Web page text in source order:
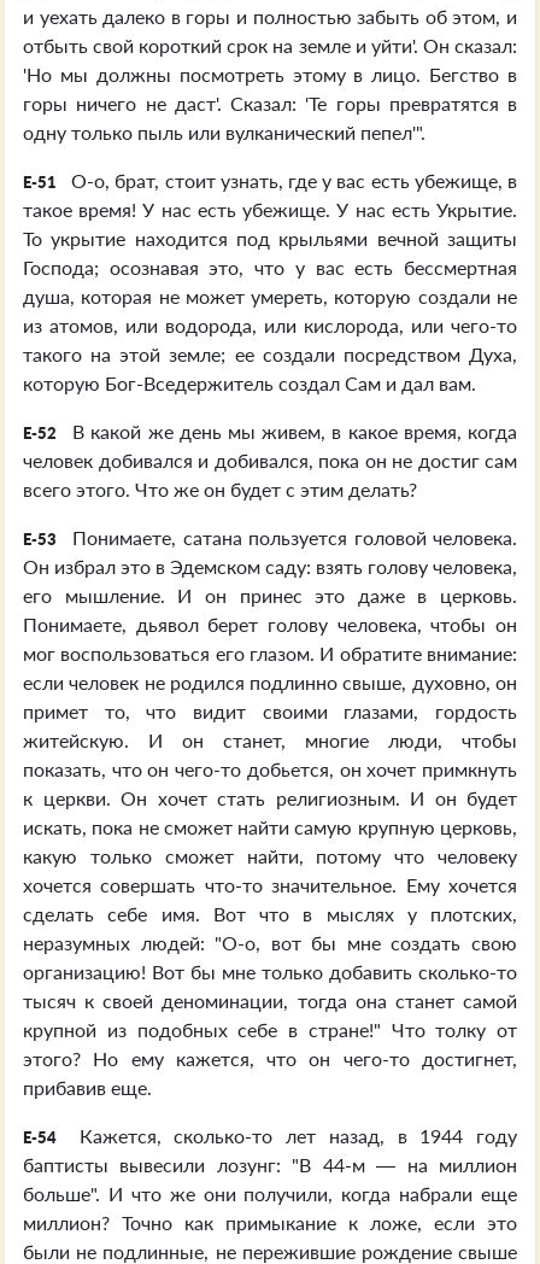
и уехать далеко в горы и полностью забыть об этом, и
отбыть свой короткий срок на земле и уйти'. Он сказал:
'Но мы должны посмотреть этому в лицо. Бегство в
горы ничего не даст'. Сказал: 'Те горы превратятся в
одну только пыль или вулканический пепел'".
E-51
О-о, брат, стоит узнать, где у вас есть убежище, в
такое время! У нас есть убежище. У нас есть Укрытие.
То укрытие находится под крыльями вечной защиты
Господа; осознавая это, что у вас есть бессмертная
душа, которая не может умереть, которую создали не
из атомов, или водорода, или кислорода, или чего-то
такого на этой земле; ее создали посредством Духа,
которую Бог-Вседержитель создал Сам и дал вам.
E-52
В какой же день мы живем, в какое время, когда
человек добивался и добивался, пока он не достиг сам
всего этого. Что же он будет с этим делать?
E-53
Понимаете, сатана пользуется головой человека.
Он избрал это в Эдемском саду: взять голову человека,
его мышление. И он принес это даже в церковь.
Понимаете, дьявол берет голову человека, чтобы он
мог воспользоваться его глазом. И обратите внимание:
если человек не родился подлинно свыше, духовно, он
примет то, что видит своими глазами, гордость
житейскую. И он станет, многие люди, чтобы
показать, что он чего-то добьется, он хочет примкнуть
к церкви. Он хочет стать религиозным. И он будет
искать, пока не сможет найти самую крупную церковь,
какую только сможет найти, потому что человеку
хочется совершать что-то значительное. Ему хочется
сделать себе имя. Вот что в мыслях у плотских,
неразумных людей: "О-о, вот бы мне создать свою
организацию! Вот бы мне только добавить сколько-то
тысяч к своей деноминации, тогда она станет самой
крупной из подобных себе в стране!" Что толку от
этого? Но ему кажется, что он чего-то достигнет,
прибавив еще.
E-54
Кажется, сколько-то лет назад, в 1944 году
баптисты вывесили лозунг: "В 44-м — на миллион
больше". И что же они получили, когда набрали еще
миллион? Точно как примыкание к ложе, если это
были не подлинные, не пережившие рождение свыше